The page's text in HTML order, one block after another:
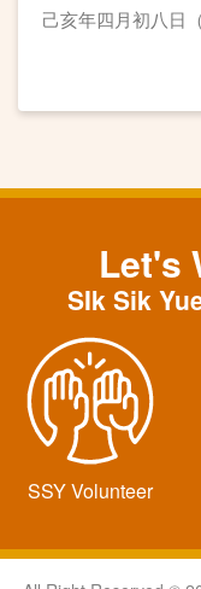
己亥年四月初八日
Let's
SIk Sik
SSY Volunteer